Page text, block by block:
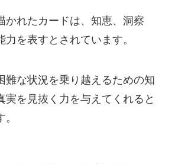
かれたカードは、知恵、洞察
を表すとされています。
難な状況を乗り越えるための知
実を見抜く力を与えてくれると